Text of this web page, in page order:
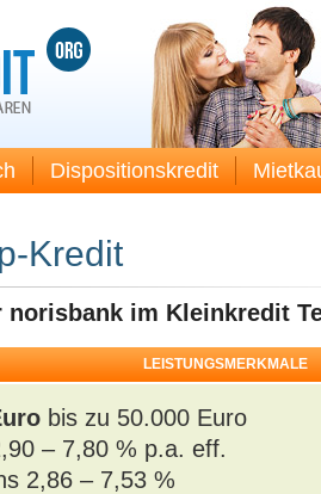
Dispositionskredit
Kredit
norisbank im Kleinkredit
LEISTUNGSMERKMALE
bis zu 50.000 Euro
– 7,80 % p.a. eff.
2,86 – 7,53 %